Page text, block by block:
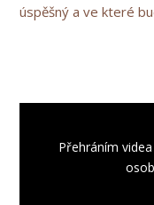
úspěšný a ve které
Přehráním